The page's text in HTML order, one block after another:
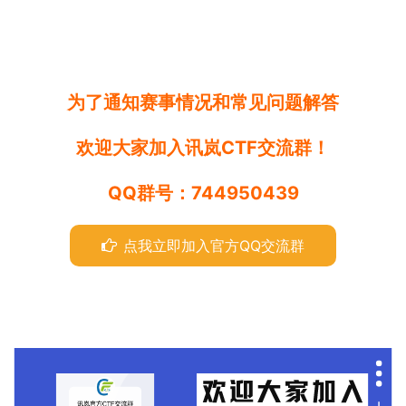
为了通知赛事情况和常见问题解答
欢迎大家加入讯岚CTF交流群！
QQ群号：744950439
点我立即加入官方QQ交流群